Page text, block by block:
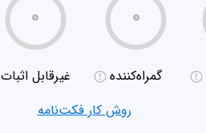
۰
گمراه‌کننده
۰
غیر‌قابل اثبات
روش کار فکت‌نامه